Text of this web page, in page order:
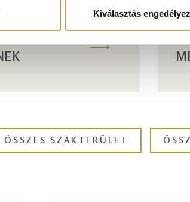
adatait, akik kombinálhatják az
Kiválasztás
ÖSSZES SZAKTERÜLET